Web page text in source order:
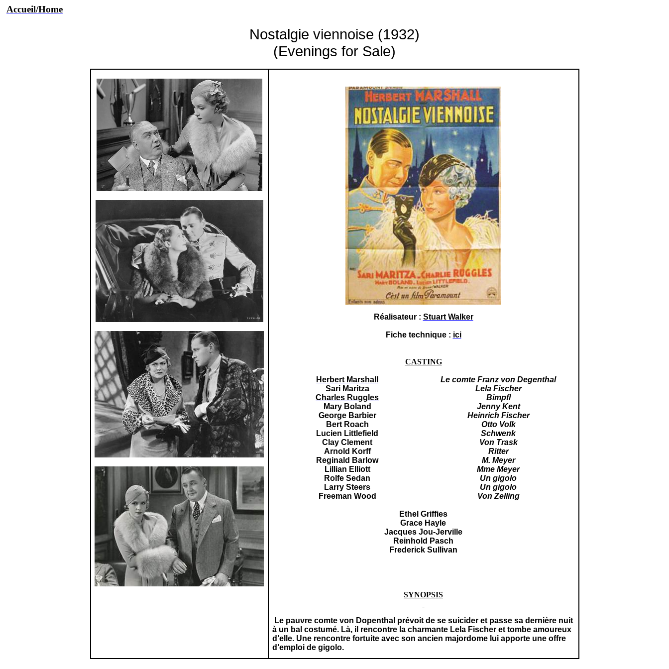
Accueil/Home
Nostalgie viennoise (1932)
(Evenings for Sale)
Réalisateur : Stuart Walker
Fiche technique : ici
CASTING
Herbert Marshall
Le comte Franz von Degenthal
Sari Maritza
Lela Fischer
Charles Ruggles
Bimpfl
Mary Boland
Jenny Kent
George Barbier
Heinrich Fischer
Bert Roach
Otto Volk
Lucien Littlefield
Schwenk
Clay Clement
Von Trask
Arnold Korff
Ritter
Reginald Barlow
M. Meyer
Lillian Elliott
Mme Meyer
Rolfe Sedan
Un gigolo
Larry Steers
Un gigolo
Freeman Wood
Von Zelling
Ethel Griffies
Grace Hayle
Jacques Jou-Jerville
Reinhold Pasch
Frederick Sullivan
SYNOPSIS
Le pauvre comte von Dopenthal prévoit de se suicider et passe sa dernière nuit
à un bal costumé. Là, il rencontre la charmante Lela Fischer et tombe amoureux
d’elle. Une rencontre fortuite avec son ancien majordome lui apporte une offre
d’emploi de gigolo.